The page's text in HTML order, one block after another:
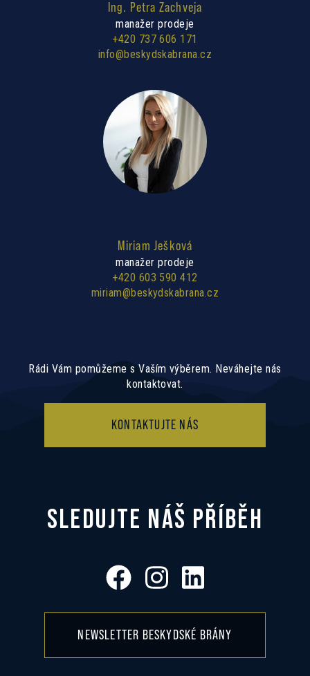
Ing. Petra Zachveja
manažer prodeje
+420 737 606 171
info@beskydskabrana.cz
Miriam Ješková
manažer prodeje
+420 603 590 412
miriam@beskydskabrana.cz
Rádi Vám pomůžeme s Vaším výběrem. Neváhejte nás
kontaktovat.
KONTAKTUJTE NÁS
SLEDUJTE NÁŠ PŘÍBĚH
NEWSLETTER BESKYDSKÉ BRÁNY